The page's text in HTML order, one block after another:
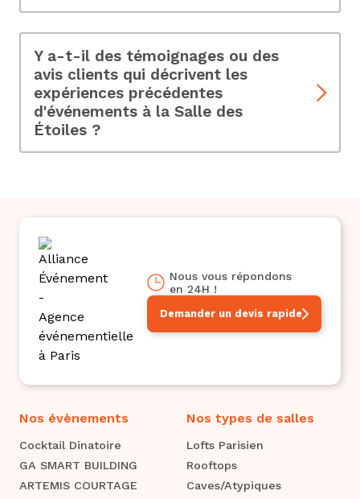
divertissement pour rendre votre événement
encore plus mémorable, telles que des DJ, des
musiciens, etc.
Y a-t-il des témoignages ou des
avis clients qui décrivent les
expériences précédentes
d'événements à la Salle des
Étoiles ?
Demander un devis rapide
Nous vous répondons
en 24H !
Nos évènements
Cocktail Dinatoire
GA SMART BUILDING
ARTEMIS COURTAGE
Nos types de salles
Lofts Parisien
Rooftops
Caves/Atypiques